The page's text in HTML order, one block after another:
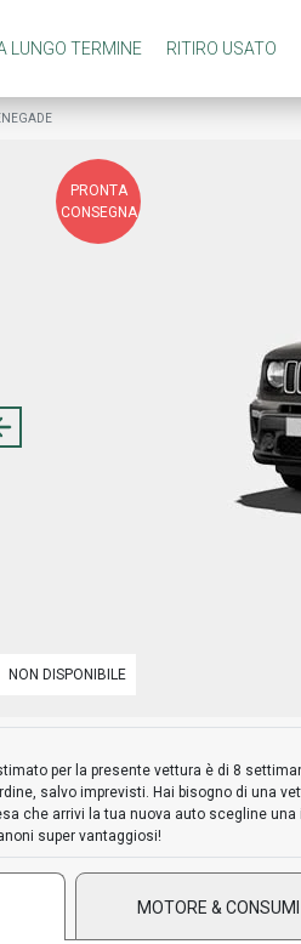
LUNGO TERMINE RITIRO USATO
PRONTA
CONSEGNA
NON DISPONIBILE
per la presente vettura è di 8
salvo imprevisti. Hai bisogno di una
che arrivi la tua nuova auto scegline una
super vantaggiosi!
MOTORE & CONSUMI
AZIENDE